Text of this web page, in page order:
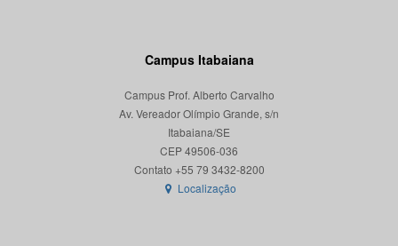
Campus Itabaiana
Campus Prof. Alberto Carvalho
Av. Vereador Olímpio Grande, s/n
Itabaiana/SE
CEP 49506-036
Localização